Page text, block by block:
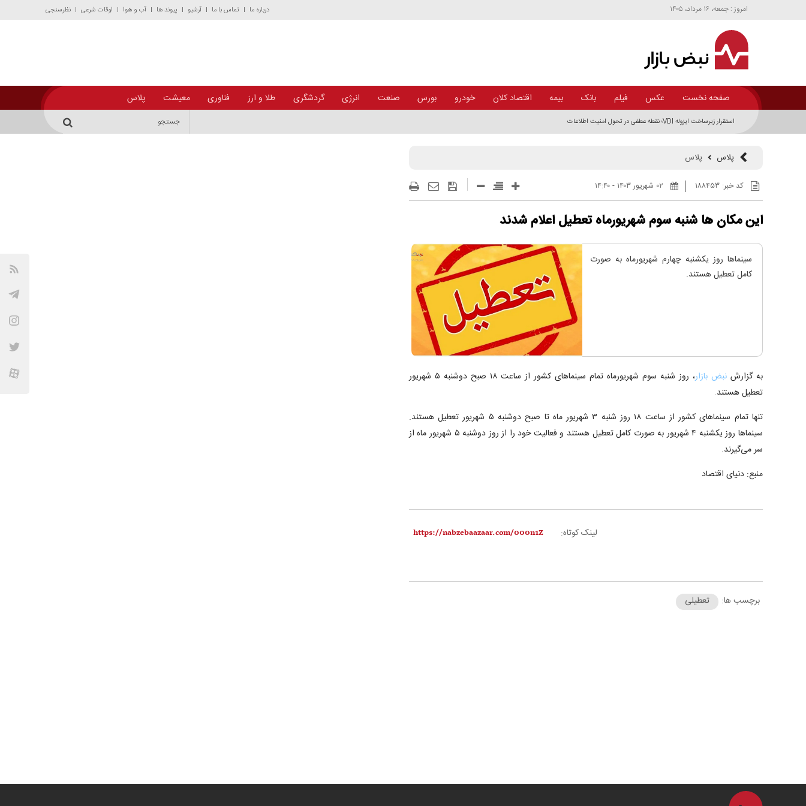
امروز : جمعه، ۱۶ مرداد، ۱۴۰۵ درباره ما تماس با ما آرشیو پیوند ها آب و هوا اوقات شرعی نظرسنجی
صفحه نخست عکس فیلم بانک بیمه اقتصاد کلان خودرو بورس صنعت انرژی گردشگری طلا و ارز فناوری معیشت پلاس
استقرار زیرساخت ایزوله VDI؛ نقطه عطفی در تحول امنیت اطلاعات
پلاس پلاس
کد خبر:۱۸۸۴۵۳
این مکان ها شنبه سوم شهریورماه تعطیل اعلام شدند
سینما‌ها روز یکشنبه چهارم شهریورماه به صورت
کامل تعطیل هستند.
به گزارش نبض بازار
، روز شنبه سوم شهریورماه تمام سینما‌های کشور از ساعت ۱۸ صبح دوشنبه ۵ شهریور
تعطیل هستند.
تنها تمام سینما‌های کشور از ساعت ۱۸ روز شنبه ۳ شهریور ماه تا صبح دوشنبه ۵ شهریور تعطیل هستند.
سینما‌ها روز یکشنبه ۴ شهریور به صورت کامل تعطیل هستند و فعالیت خود را از روز دوشنبه ۵ شهریور ماه از
سر می‌گیرند.
منبع: دنیای اقتصاد
لینک کوتاه:
برچسب ها: تعطیلی